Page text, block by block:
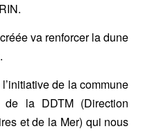
va renforcer la dune
de la commune
la DDTM (Direction
et de la Mer) qui nous